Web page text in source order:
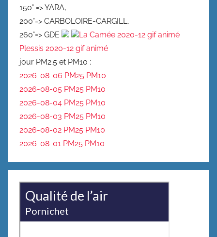
150° => YARA,
200°=> CARBOLOIRE-CARGILL,
260°=> GDE
La Camée 2020-12 gif animé
Plessis 2020-12 gif animé
jour PM2.5 et PM10 :
2026-08-06 PM25 PM10
2026-08-05 PM25 PM10
2026-08-04 PM25 PM10
2026-08-03 PM25 PM10
2026-08-02 PM25 PM10
2026-08-01 PM25 PM10